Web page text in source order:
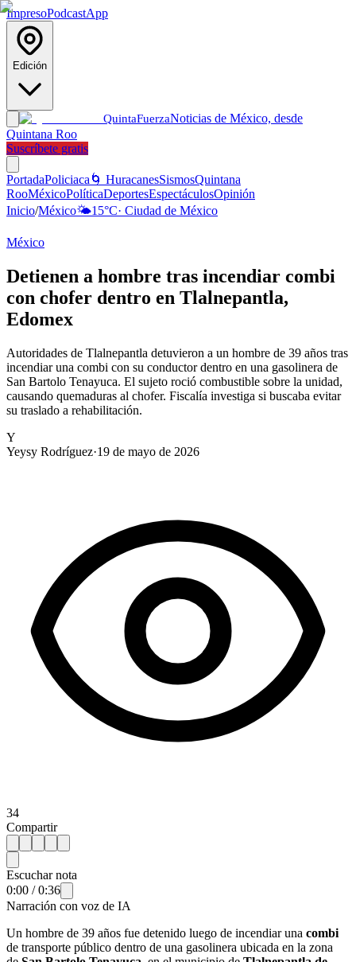
ImpresoPodcastApp
Edición
QuintaFuerzaNoticias de México, desde
Quintana Roo
Suscríbete gratis
PortadaPoliciaca 🌀 HuracanesSismosQuintana
RooMéxicoPolíticaDeportesEspectáculosOpinión
Inicio/México🌤️15°C· Ciudad de México
México
Detienen a hombre tras incendiar combi
con chofer dentro en Tlalnepantla,
Edomex
Autoridades de Tlalnepantla detuvieron a un hombre de 39 años tras
incendiar una combi con su conductor dentro en una gasolinera de
San Bartolo Tenayuca. El sujeto roció combustible sobre la unidad,
causando quemaduras al chofer. Fiscalía investiga si buscaba evitar
su traslado a rehabilitación.
Y
Yeysy Rodríguez·19 de mayo de 2026
34
Compartir
Escuchar nota
0:00 /0:36
Narración con voz de IA
Un hombre de 39 años fue detenido luego de incendiar una combi
de transporte público dentro de una gasolinera ubicada en la zona